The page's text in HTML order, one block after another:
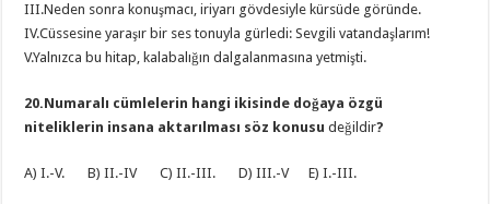
III.Neden sonra konuşmacı, iriyarı gövdesiyle kürsüde göründe.
IV.Cüssesine yaraşır bir ses tonuyla gürledi: Sevgili vatandaşlarım!
V.Yalnızca bu hitap, kalabalığın dalgalanmasına yetmişti.
20.Numaralı cümlelerin hangi ikisinde doğaya özgü
niteliklerin insana aktarılması söz konusu değildir?
A) I.-V. B) II.-IV C) II.-III. D) III.-V E) I.-III.